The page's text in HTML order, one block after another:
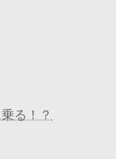
る！？